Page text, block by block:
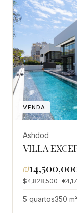
VENDA
Ashdod
VILLA
₪
$4,828,500 ·
5 quartos350